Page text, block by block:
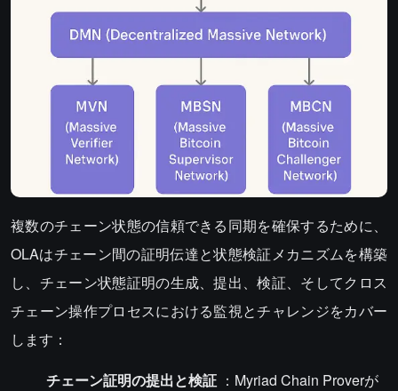
複数のチェーン状態の信頼できる同期を確保するために、
OLAはチェーン間の証明伝達と状態検証メカニズムを構築
し、チェーン状態証明の生成、提出、検証、そしてクロス
チェーン操作プロセスにおける監視とチャレンジをカバー
します：
チェーン証明の提出と検証 ：Myriad Chain Proverが